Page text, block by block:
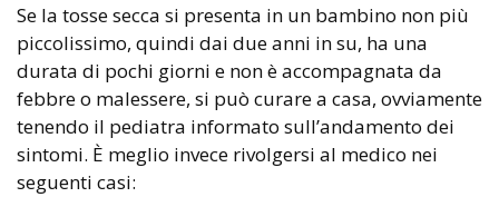
Se la tosse secca si presenta in un bambino non più
piccolissimo, quindi dai due anni in su, ha una
durata di pochi giorni e non è accompagnata da
febbre o malessere, si può curare a casa, ovviamente
tenendo il pediatra informato sull’andamento dei
sintomi. È meglio invece rivolgersi al medico nei
seguenti casi: